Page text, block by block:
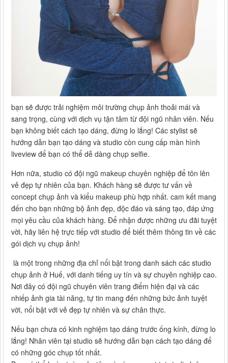
bạn sẽ được trải nghiệm môi trường chụp ảnh thoải mái và
sang trọng, cùng với dịch vụ tận tâm từ đội ngũ nhân viên. Nếu
bạn không biết cách tạo dáng, đừng lo lắng! Các stylist sẽ
hướng dẫn bạn tạo dáng và studio còn cung cấp màn hình
liveview để bạn có thể dễ dàng chụp selfie.
Hơn nữa, studio có đội ngũ makeup chuyên nghiệp để tôn lên
vẻ đẹp tự nhiên của bạn. Khách hàng sẽ được tư vấn về
concept chụp ảnh và kiểu makeup phù hợp nhất. cam kết mang
đến cho bạn những bộ ảnh đẹp, độc đáo và sáng tạo, đáp ứng
mọi yêu cầu của khách hàng. Để nhận được những ưu đãi tuyệt
vời, hãy liên hệ trực tiếp với studio để biết thêm thông tin về các
gói dịch vụ chụp ảnh!
là một trong những địa chỉ nổi bật trong danh sách các studio
chụp ảnh ở Huế, với danh tiếng uy tín và sự chuyên nghiệp cao.
Nơi đây có đội ngũ chuyên viên trang điểm hiện đại và các
nhiếp ảnh gia tài năng, tự tin mang đến những bức ảnh tuyệt
vời, nổi bật với vẻ đẹp tự nhiên và sự chân thực.
Nếu bạn chưa có kinh nghiệm tạo dáng trước ống kính, đừng lo
lắng! Nhân viên tại studio sẽ hướng dẫn bạn cách tạo dáng để
có những góc chụp tốt nhất.